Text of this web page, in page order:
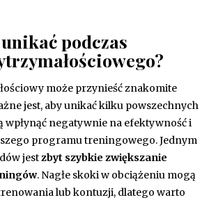
podczas
może przynieść znakomite
jest, aby unikać kilku powszechnych
wpłynąć negatywnie na efektywność i
programu treningowego. Jednym
jestzbyt szybkie zwiększanie
. Nagłe skoki w obciążeniu mogą
lub kontuzji, dlatego warto